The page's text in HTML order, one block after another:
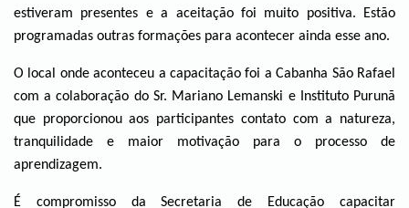
estiveram presentes e a aceitação foi muito positiva. Estão
programadas outras formações para acontecer ainda esse ano.
O local onde aconteceu a capacitação foi a Cabanha São Rafael
com a colaboração do Sr. Mariano Lemanski e Instituto Purunã
que proporcionou aos participantes contato com a natureza,
tranquilidade e maior motivação para o processo de
aprendizagem.
É compromisso da Secretaria de Educação capacitar